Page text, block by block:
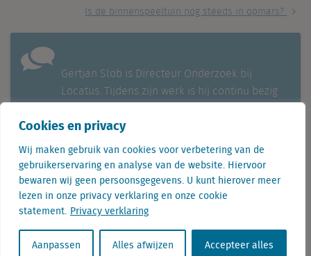
Cookies en privacy
Wij maken gebruik van cookies voor verbetering van de
gebruikerservaring en analyse van de website. Hiervoor
bewaren wij geen persoonsgegevens. U kunt hierover meer
lezen in onze privacy verklaring en onze cookie
statement. Privacy verklaring
Aanpassen Alles afwijzen Accepteer alles
Is de binnenspeeltuin nog steeds in opmars?
Gertjan Slob is Directeur Onderzoek bij
Locatus. Tijdens zijn werk is hij continu bezig
signaleert hij regelmatig opvallende trends en
ontwikkelingen. Hij is dan ook een
veelgevraagd spreker.